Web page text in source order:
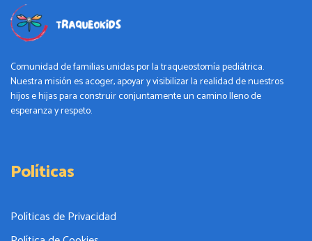
Comunidad de familias unidas por la traqueostomía pediátrica.
Nuestra misión es acoger, apoyar y visibilizar la realidad de nuestros
hijos e hijas para construir conjuntamente un camino lleno de
esperanza y respeto.
Políticas
Políticas de Privacidad